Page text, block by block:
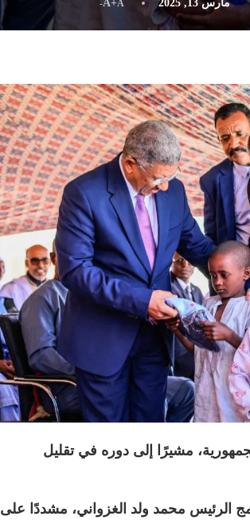
مارس 13, 2025 A+A-
مشيرًا إلى دوره في تقليل
الرئيس محمد ولد الغزواني، مشددًا على